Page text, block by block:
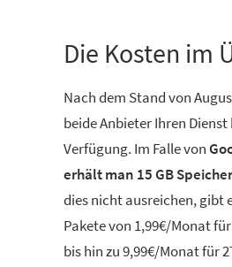
Die Kosten im
Nach dem Stand von
beide Anbieter Ihren
Verfügung. Im Falle von
erhält man 15 GB
dies nicht ausreichen, gibt
Pakete von 1,99€/Monat
bis hin zu 9,99€/Monat für